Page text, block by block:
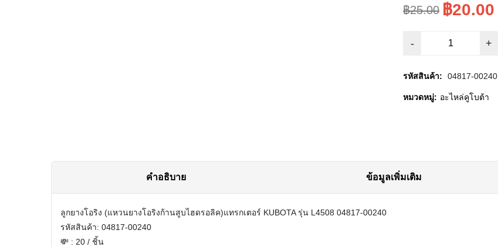
฿25.00
Original
price
was:
฿25.00.
฿20.00
Current
price
is:
฿20.00.
รหัสสินค้า: 04817-00240
หมวดหมู่: อะไหล่คูโบต้า
คำอธิบาย ข้อมูลเพิ่มเติม
ลูกยางโอริง (แหวนยางโอริงก้านสูบไฮดรอลิค)แทรกเตอร์ KUBOTA รุ่น L4508 04817-00240
รหัสสินค้า: 04817-00240
💸 : 20 / ชิ้น